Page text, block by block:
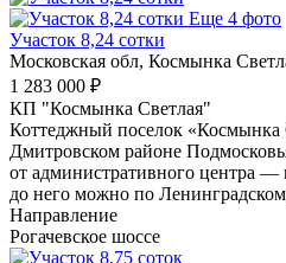
Еще 4 фото
Участок 8,24 сотки
Московская обл, Космынка
1 283 000 ₽
КП "Космынка Светлая"
Коттеджный поселок «Космынка
Дмитровском районе
от административного центра —
до него можно по
Направление
Рогачевское шоссе